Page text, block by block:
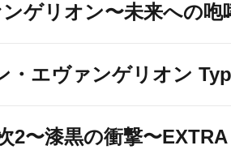
マホの方
アメブロ
ゲリオン〜未来への咆
・エヴァンゲリオン
2〜漆黒の衝撃〜